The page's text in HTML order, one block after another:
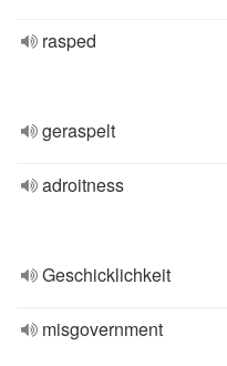
rasped
geraspelt
adroitness
Geschicklichkeit
misgovernment